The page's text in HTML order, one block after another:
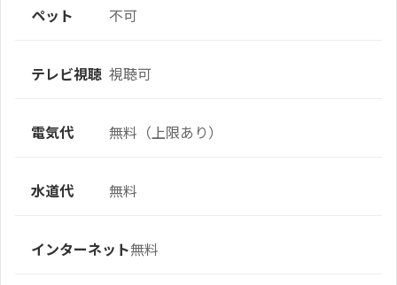
ペット 不可
テレビ視聴 視聴可
電気代 無料（上限あり）
水道代 無料
インターネット無料